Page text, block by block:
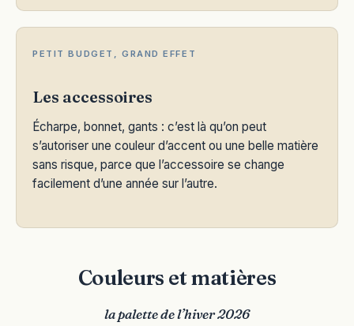
PETIT BUDGET, GRAND EFFET
Les accessoires
Écharpe, bonnet, gants : c’est là qu’on peut
s’autoriser une couleur d’accent ou une belle matière
sans risque, parce que l’accessoire se change
facilement d’une année sur l’autre.
Couleurs et matières
la palette de l’hiver 2026